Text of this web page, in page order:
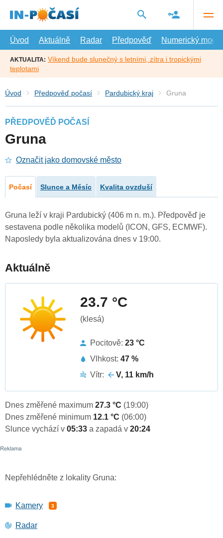
hlavní
Úvod
Aktuálně Radar Předpověď Numerický model
AKTUALITA: Víkend bude slunečný s letními, zítra i tropickými
teplotami
Úvod Předpověď počasí Pardubický kraj Gruna
PŘEDPOVĚĎ POČASÍ
Gruna
Označit jako domovské město
Počasí Slunce a Měsíc Kvalita ovzduší
Gruna leží v kraji Pardubický (406 m n. m.). Předpověď je
sestavena podle několika modelů (ICON, GFS, ECMWF).
Naposledy byla aktualizována dnes v 19:00.
Aktuálně
23.7 °C
(klesá)
Pocitově: 23 °C
Vlhkost: 47 %
Vítr:
V, 11 km/h
Dnes změřené maximum 27.3 °C (19:00)
Dnes změřené minimum 12.1 °C (06:00)
Slunce vychází v 05:33 a zapadá v 20:24
Nepřehlédněte z lokality Gruna:
Kamery 3
Radar